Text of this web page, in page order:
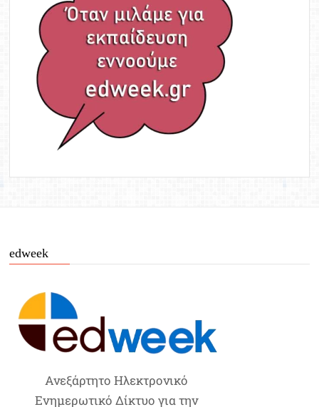
edweek
Ανεξάρτητο Ηλεκτρονικό
Ενημερωτικό Δίκτυο για την